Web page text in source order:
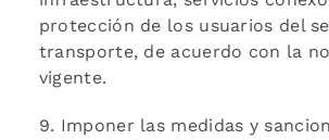
protección de los usuarios del
transporte, de acuerdo con la
vigente.
9. Imponer las medidas y